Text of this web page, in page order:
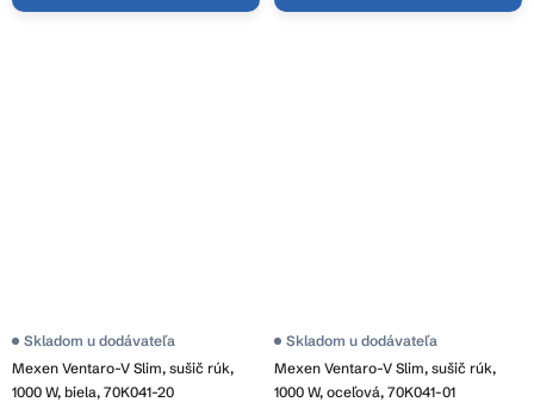
Mexen Ventaro-V Slim, sušič rúk,
1000 W, biela, 70K041-20
Skladom u dodávateľa
Mexen Ventaro-V Slim, sušič rúk,
1000 W, oceľová, 70K041-01
Skladom u dodávateľa